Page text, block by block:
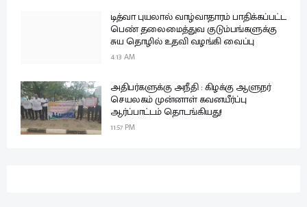
டித்வா புயலால் வாழ்வாதாரம் பாதிக்கப்பட்ட
பெண் தலைமைத்துவ குடும்பங்களுக்கு
சுய தொழில் உதவி வழங்கி வைப்பு
4:13 AM
அதிபர்களுக்கு அநீதி : கிழக்கு ஆளுநர்
செயலகம் முன்னாள் கவனயீர்ப்பு
ஆர்ப்பாட்டம் தொடங்கியது!
11:57 PM